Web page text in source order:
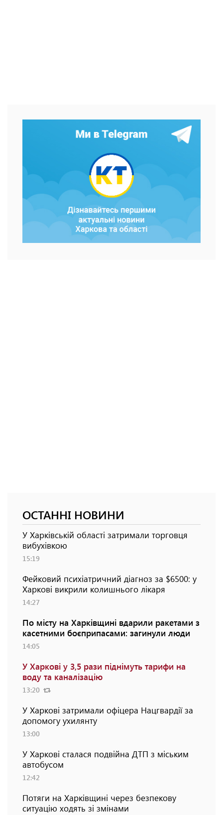
ОСТАННІ НОВИНИ
У Харківській області затримали торговця
вибухівкою
15:19
Фейковий психіатричний діагноз за $6500: у
Харкові викрили колишнього лікаря
14:27
По місту на Харківщині вдарили ракетами з
касетними боєприпасами: загинули люди
14:05
У Харкові у 3,5 рази піднімуть тарифи на
воду та каналізацію
13:20
У Харкові затримали офіцера Нацгвардії за
допомогу ухилянту
13:00
У Харкові сталася подвійна ДТП з міським
автобусом
12:42
Потяги на Харківщині через безпекову
ситуацію ходять зі змінами